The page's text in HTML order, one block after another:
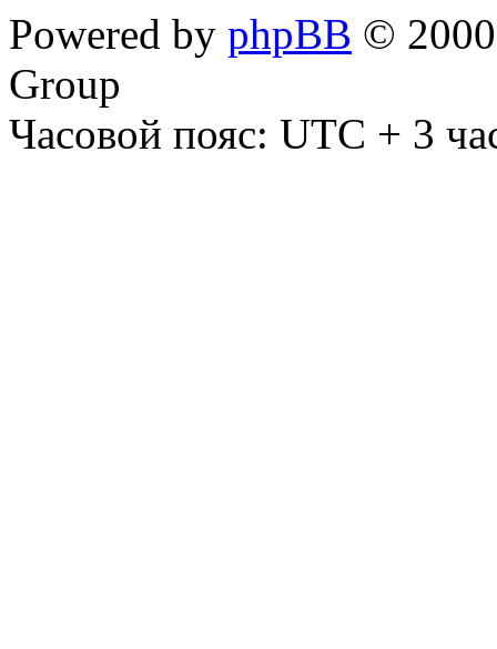
Powered by phpBB ©
Group
Часовой пояс: UTC + 3